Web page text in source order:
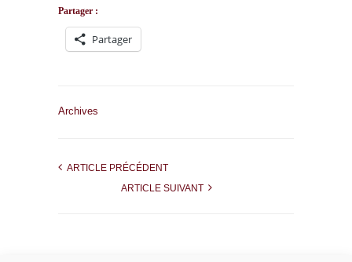
Partager :
Partager
Archives
ARTICLE PRÉCÉDENT
ARTICLE SUIVANT